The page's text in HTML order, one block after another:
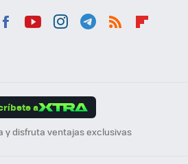
a
y disfruta ventajas exclusivas